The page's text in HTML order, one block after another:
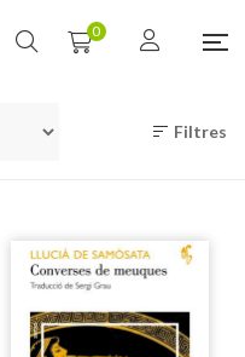
0
Filtres